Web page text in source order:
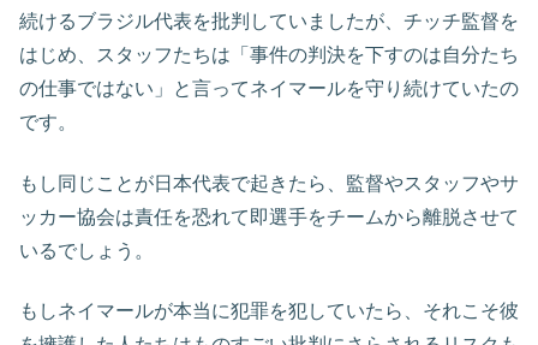
続けるブラジル代表を批判していましたが、チッチ監督を
はじめ、スタッフたちは「事件の判決を下すのは自分たち
の仕事ではない」と言ってネイマールを守り続けていたの
です。
もし同じことが日本代表で起きたら、監督やスタッフやサ
ッカー協会は責任を恐れて即選手をチームから離脱させて
いるでしょう。
もしネイマールが本当に犯罪を犯していたら、それこそ彼